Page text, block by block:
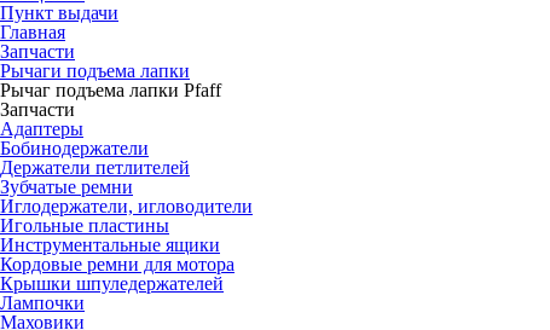
Пункт выдачи
Главная
Запчасти
Рычаги подъема лапки
Рычаг подъема лапки Pfaff
Запчасти
Адаптеры
Бобинодержатели
Держатели петлителей
Зубчатые ремни
Иглодержатели, игловодители
Игольные пластины
Инструментальные ящики
Кордовые ремни для мотора
Крышки шпуледержателей
Лампочки
Маховики